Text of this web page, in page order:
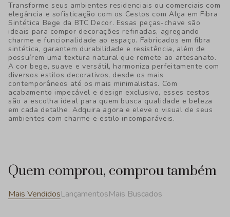
Transforme seus ambientes residenciais ou comerciais com
elegância e sofisticação com os Cestos com Alça em Fibra
Sintética Bege da BTC Decor. Essas peças-chave são
ideais para compor decorações refinadas, agregando
charme e funcionalidade ao espaço. Fabricados em fibra
sintética, garantem durabilidade e resistência, além de
possuírem uma textura natural que remete ao artesanato.
A cor bege, suave e versátil, harmoniza perfeitamente com
diversos estilos decorativos, desde os mais
contemporâneos até os mais minimalistas. Com
acabamento impecável e design exclusivo, esses cestos
são a escolha ideal para quem busca qualidade e beleza
em cada detalhe. Adquira agora e eleve o visual de seus
ambientes com charme e estilo incomparáveis.
Quem comprou, comprou também
Mais VendidosLançamentosMais Buscados